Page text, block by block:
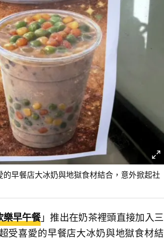
早餐店大冰奶與地獄食材結合，意外掀起社
樂早午餐」推出在奶茶裡頭直接加入三
受喜愛的早餐店大冰奶與地獄食材結